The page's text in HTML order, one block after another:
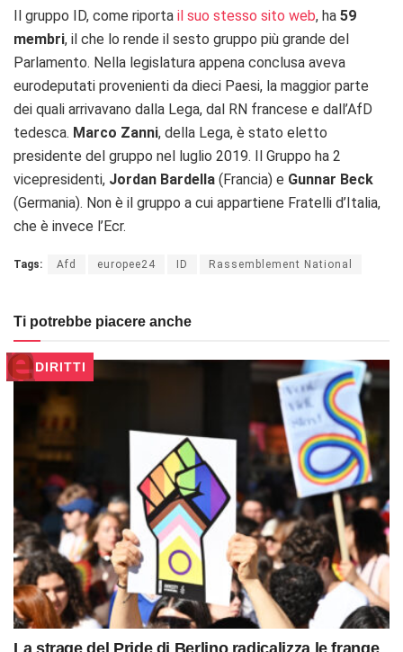
Il gruppo ID, come riporta il suo stesso sito web, ha 59
membri, il che lo rende il sesto gruppo più grande del
Parlamento. Nella legislatura appena conclusa aveva
eurodeputati provenienti da dieci Paesi, la maggior parte
dei quali arrivavano dalla Lega, dal RN francese e dall’AfD
tedesca. Marco Zanni, della Lega, è stato eletto
presidente del gruppo nel luglio 2019. Il Gruppo ha 2
vicepresidenti, Jordan Bardella (Francia) e Gunnar Beck
(Germania). Non è il gruppo a cui appartiene Fratelli d’Italia,
che è invece l’Ecr.
Tags: Afd europee24 ID Rassemblement National
Ti potrebbe piacere anche
DIRITTI